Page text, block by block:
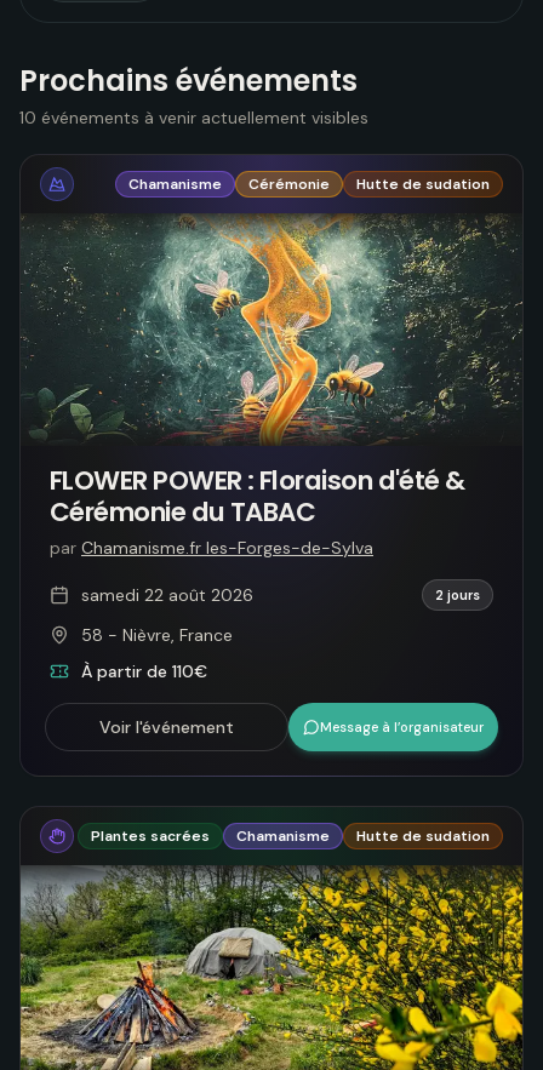
Prochains événements
10 événements à venir actuellement visibles
Chamanisme Cérémonie Hutte de sudation
FLOWER POWER : Floraison d'été &
Cérémonie du TABAC
par Chamanisme.fr les-Forges-de-Sylva
samedi 22 août 2026 2 jours
58 - Nièvre, France
À partir de 110€
Voir l'événement Message à l’organisateur
Plantes sacrées Chamanisme Hutte de sudation